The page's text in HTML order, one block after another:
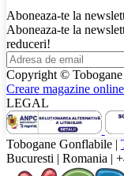
Aboneaza-te la
Aboneaza-te la
reduceri!
Copyright ©
Creare magazine
LEGAL
Tobogane Gonflabile |
Bucuresti | Romania |